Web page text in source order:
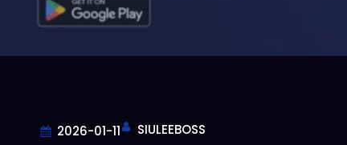
2026-01-11 SIULEEBOSS